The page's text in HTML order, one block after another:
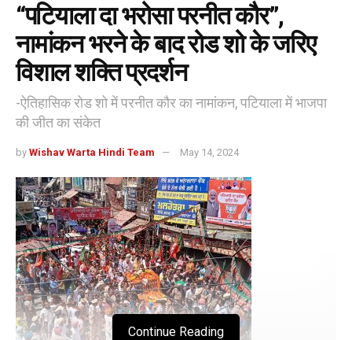
“पटियाला दा भरोसा परनीत कौर”,
नामांकन भरने के बाद रोड शो के जरिए
विशाल शक्ति प्रदर्शन
-ऐतिहासिक रोड शो में परनीत कौर का नामांकन, पटियाला में भाजपा
की जीत का संकेत
by Wishav Warta Hindi Team May 14, 2024
Continue Reading